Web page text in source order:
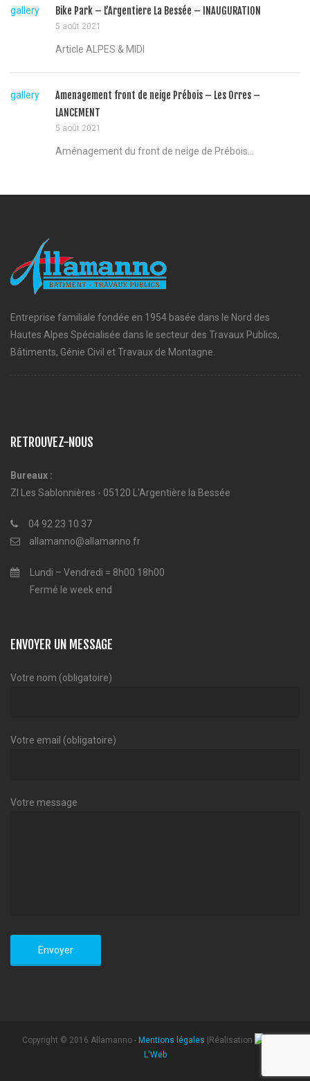
gallery Bike Park – L’Argentiere La Bessée – INAUGURATION
5 août 2021
Article ALPES & MIDI
gallery
Amenagement front de neige Prébois – Les Orres –
LANCEMENT
5 août 2021
Aménagement du front de neige de Prébois...
Entreprise familiale fondée en 1954 basée dans le Nord des
Hautes Alpes Spécialisée dans le secteur des Travaux Publics,
Bâtiments, Génie Civil et Travaux de Montagne.
RETROUVEZ-NOUS
Bureaux :
ZI Les Sablonnières - 05120 L'Argentière la Bessée
04 92 23 10 37
allamanno@allamanno.fr
Lundi – Vendredi = 8h00 18h00
Fermé le week end
ENVOYER UN MESSAGE
Votre nom (obligatoire)
Votre email (obligatoire)
Votre message
Copyright © 2016 Allamanno - Mentions légales |Réalisation
L'Web